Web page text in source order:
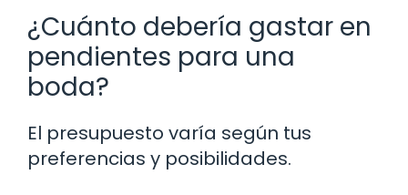
¿Cuánto debería gastar en
pendientes para una
boda?
El presupuesto varía según tus
preferencias y posibilidades.